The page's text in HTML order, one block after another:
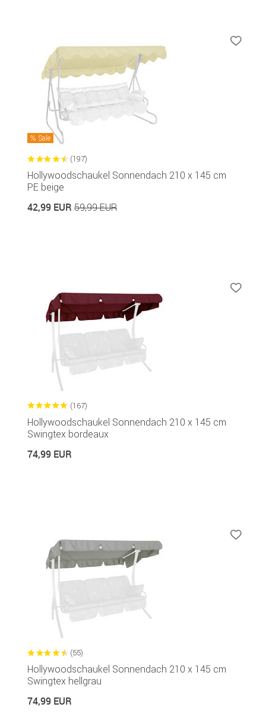
Sale
(197)
Hollywoodschaukel Sonnendach 210 x 145 cm
PE beige
42,99 EUR 59,99 EUR
(167)
Hollywoodschaukel Sonnendach 210 x 145 cm
Swingtex bordeaux
74,99 EUR
(55)
Hollywoodschaukel Sonnendach 210 x 145 cm
Swingtex hellgrau
74,99 EUR